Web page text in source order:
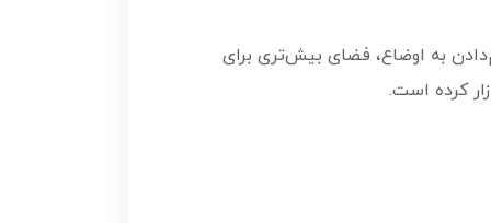
به اوضاع، فضای بیش‌تری برای
کرده است.